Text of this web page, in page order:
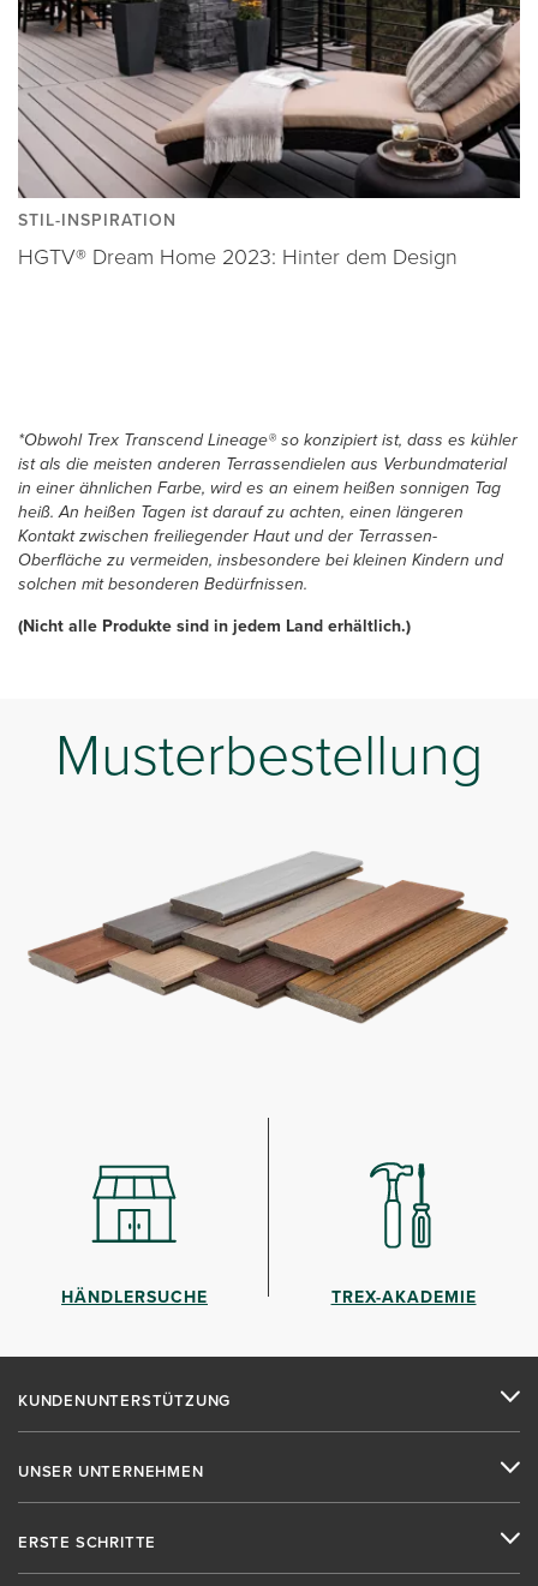
STIL-INSPIRATION
HGTV® Dream Home 2023: Hinter dem Design
*Obwohl Trex Transcend Lineage® so konzipiert ist, dass es kühler
ist als die meisten anderen Terrassendielen aus Verbundmaterial
in einer ähnlichen Farbe, wird es an einem heißen sonnigen Tag
heiß. An heißen Tagen ist darauf zu achten, einen längeren
Kontakt zwischen freiliegender Haut und der Terrassen-
Oberfläche zu vermeiden, insbesondere bei kleinen Kindern und
solchen mit besonderen Bedürfnissen.
(Nicht alle Produkte sind in jedem Land erhältlich.)
Musterbestellung
HÄNDLERSUCHE TREX-AKADEMIE
KUNDENUNTERSTÜTZUNG
UNSER UNTERNEHMEN
ERSTE SCHRITTE